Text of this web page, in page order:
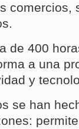
comercios,
de 400
a una
y
se han